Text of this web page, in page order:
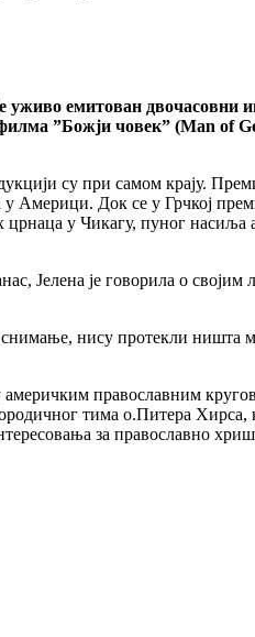
емитован двочасовни
”Божји човек” (Man of
су при самом крају.
Америци. Док се у Грчкој
црнаца у Чикагу, пуног насиља
Јелена је говорила о својим
нису протекли ништа
америчким православним
тима о.Питера Хирса,
за православно